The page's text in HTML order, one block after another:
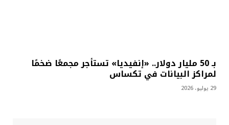
بـ 50 مليار دولار.. «إنفيديا» تستأجر مجمعًا ضخمًا
لمراكز البيانات في تكساس
29 يوليو، 2026